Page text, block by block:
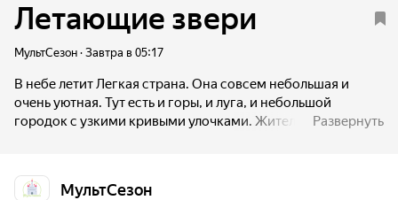
Летающие звери
МультСезон · Завтра в 05:17
В небе летит Легкая страна. Она совсем небольшая и
очень уютная. Тут есть и горы, и луга, и небольшой
городок с узкими кривыми улочками. Жители Легкой
оторваться от земли.
Развернуть
МультСезон